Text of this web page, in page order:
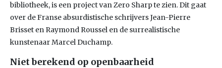
bibliotheek, is een project van Zero Sharp te zien. Dit gaat
over de Franse absurdistische schrijvers Jean-Pierre
Brisset en Raymond Roussel en de surrealistische
kunstenaar Marcel Duchamp.
Niet berekend op openbaarheid